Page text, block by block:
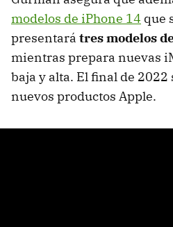
modelos de iPhone 14 que
presentará tres modelos
mientras prepara nuevas
baja y alta. El final de 2022
nuevos productos Apple.